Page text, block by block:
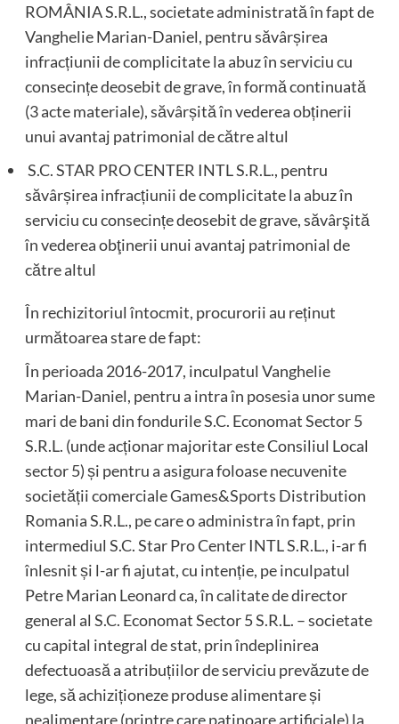
ROMÂNIA S.R.L., societate administrată în fapt de
Vanghelie Marian-Daniel, pentru săvârșirea
infracțiunii de complicitate la abuz în serviciu cu
consecințe deosebit de grave, în formă continuată
(3 acte materiale), săvârșită în vederea obținerii
unui avantaj patrimonial de către altul
S.C. STAR PRO CENTER INTL S.R.L., pentru
săvârșirea infracțiunii de complicitate la abuz în
serviciu cu consecințe deosebit de grave, săvârşită
în vederea obţinerii unui avantaj patrimonial de
către altul
În rechizitoriul întocmit, procurorii au reținut
următoarea stare de fapt:
În perioada 2016-2017, inculpatul Vanghelie
Marian-Daniel, pentru a intra în posesia unor sume
mari de bani din fondurile S.C. Economat Sector 5
S.R.L. (unde acționar majoritar este Consiliul Local
sector 5) și pentru a asigura foloase necuvenite
societății comerciale Games&Sports Distribution
Romania S.R.L., pe care o administra în fapt, prin
intermediul S.C. Star Pro Center INTL S.R.L., i-ar fi
înlesnit și l-ar fi ajutat, cu intenție, pe inculpatul
Petre Marian Leonard ca, în calitate de director
general al S.C. Economat Sector 5 S.R.L. – societate
cu capital integral de stat, prin îndeplinirea
defectuoasă a atribuțiilor de serviciu prevăzute de
lege, să achiziționeze produse alimentare și
nealimentare (printre care patinoare artificiale) la